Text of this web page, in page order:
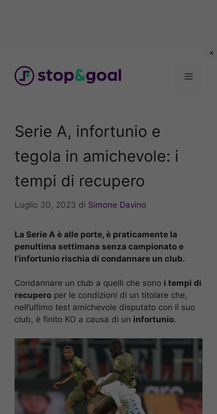
contenuto
Menu
Serie A, infortunio e
tegola in amichevole: i
tempi di recupero
Luglio 30, 2023 di Simone Davino
La Serie A è alle porte, è praticamente la
penultima settimana senza campionato e
l’infortunio rischia di condannare un club.
Condannare un club a quelli che sono i tempi di
recupero per le condizioni di un titolare che,
nell’ultimo test amichevole disputato con il suo
club, è finito KO a causa di un infortunio.